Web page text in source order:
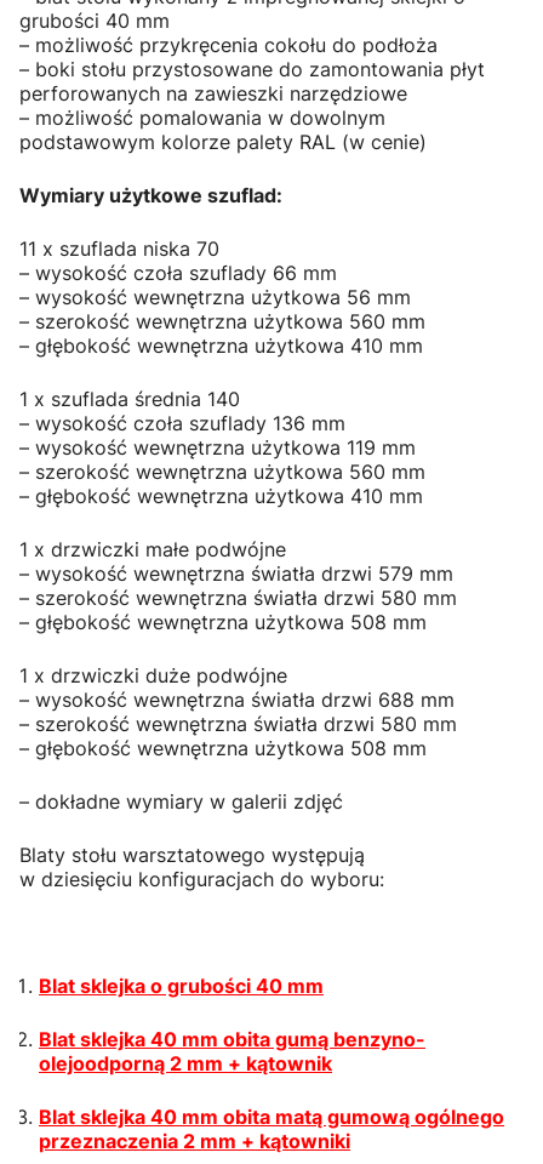
grubości 40 mm
– możliwość przykręcenia cokołu do podłoża
– boki stołu przystosowane do zamontowania płyt
perforowanych na zawieszki narzędziowe
– możliwość pomalowania w dowolnym
podstawowym kolorze palety RAL (w cenie)
Wymiary użytkowe szuflad:
11 x szuflada niska 70
– wysokość czoła szuflady 66 mm
– wysokość wewnętrzna użytkowa 56 mm
– szerokość wewnętrzna użytkowa 560 mm
– głębokość wewnętrzna użytkowa 410 mm
1 x szuflada średnia 140
– wysokość czoła szuflady 136 mm
– wysokość wewnętrzna użytkowa 119 mm
– szerokość wewnętrzna użytkowa 560 mm
– głębokość wewnętrzna użytkowa 410 mm
1 x drzwiczki małe podwójne
– wysokość wewnętrzna światła drzwi 579 mm
– szerokość wewnętrzna światła drzwi 580 mm
– głębokość wewnętrzna użytkowa 508 mm
1 x drzwiczki duże podwójne
– wysokość wewnętrzna światła drzwi 688 mm
– szerokość wewnętrzna światła drzwi 580 mm
– głębokość wewnętrzna użytkowa 508 mm
– dokładne wymiary w galerii zdjęć
Blaty stołu warsztatowego występują
w dziesięciu konfiguracjach do wyboru:
Blat sklejka o grubości 40 mm
Blat sklejka 40 mm obita gumą benzyno-
olejoodporną 2 mm + kątownik
Blat sklejka 40 mm obita matą gumową ogólnego
przeznaczenia 2 mm + kątowniki